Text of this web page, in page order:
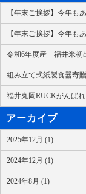
【年末ご挨拶】今年も
【年末ご挨拶】今年も
令和6年度産 福井米初
組み立て式紙製食器寄贈
福井丸岡RUCKがんばれ
アーカイブ
2025年12月 (1)
2024年12月 (1)
2024年8月 (1)